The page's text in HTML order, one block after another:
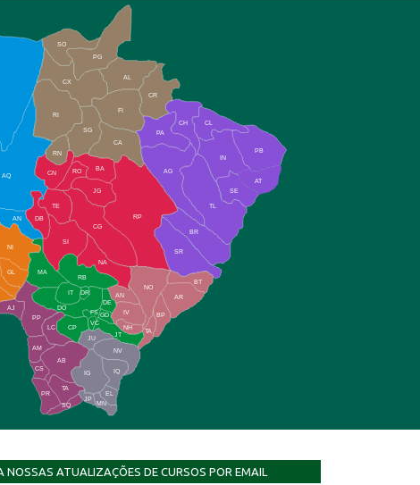
AQ
AN
CX
RI
AL
CR
FI
SG
BA
CA
PA
CH CL
PB
SE
TL
AG
BR
SR
BT
AR
RP
RO
JG
CG
SI
NA
TA
NH
JT
RB
MA
IT
DR
DO
CP
JU
NV
IQ
EL
NI
PP
AJ
LC
AM
AB
JP
DB
TE
CS
PR
TA
SQ
IG
MN
IN
NO
BP
RN
CN
GL
AN
IV
FS
VC
GD
DE
AT
PG
SO
NOSSAS ATUALIZAÇÕES DE CURSOS POR EMAIL